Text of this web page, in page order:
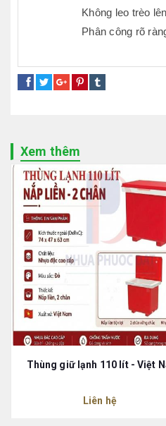
Không leo trèo
Phân công rõ
Xem thêm
Thùng giữ lạnh 110 lít - Việt
Liên hệ